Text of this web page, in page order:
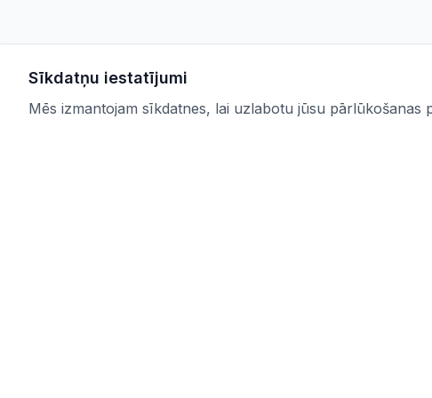
Sīkdatņu iestatījumi
Mēs izmantojam sīkdatnes, lai uzlabotu jūsu pārlūkošanas